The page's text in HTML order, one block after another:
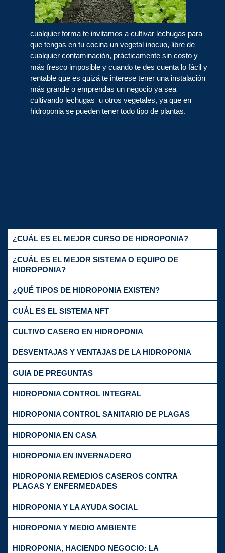
cualquier forma te invitamos a cultivar lechugas para
que tengas en tu cocina un vegetal inocuo, libre de
cualquier contaminación, prácticamente sin costo y
más fresco imposible y cuando te des cuenta lo fácil y
rentable que es quizá te interese tener una instalación
más grande o emprendas un negocio ya sea
cultivando lechugas u otros vegetales, ya que en
hidroponia se pueden tener todo tipo de plantas.
¿CUÁL ES EL MEJOR CURSO DE HIDROPONIA?
¿CUÁL ES EL MEJOR SISTEMA O EQUIPO DE
HIDROPONIA?
¿QUÉ TIPOS DE HIDROPONIA EXISTEN?
CUÁL ES EL SISTEMA NFT
CULTIVO CASERO EN HIDROPONIA
DESVENTAJAS Y VENTAJAS DE LA HIDROPONIA
GUIA DE PREGUNTAS
HIDROPONIA CONTROL INTEGRAL
HIDROPONIA CONTROL SANITARIO DE PLAGAS
HIDROPONIA EN CASA
HIDROPONIA EN INVERNADERO
HIDROPONIA REMEDIOS CASEROS CONTRA
PLAGAS Y ENFERMEDADES
HIDROPONIA Y LA AYUDA SOCIAL
HIDROPONIA Y MEDIO AMBIENTE
HIDROPONIA, HACIENDO NEGOCIO: LA